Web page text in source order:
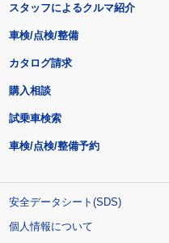
スタッフによるクルマ紹介
車検/点検/整備
カタログ請求
購入相談
試乗車検索
車検/点検/整備予約
安全データシート(SDS)
個人情報について